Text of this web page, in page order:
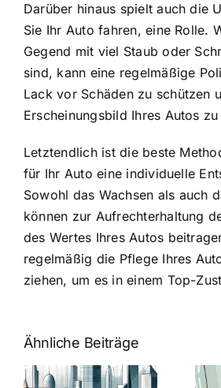
Darüber hinaus spielt auch die
Sie Ihr Auto fahren, eine Rolle.
Gegend mit viel Staub oder
sind, kann eine regelmäßige
Lack vor Schäden zu schützen
Erscheinungsbild Ihres Autos
Letztendlich ist die beste
für Ihr Auto eine individuelle
Sowohl das Wachsen als auch
können zur Aufrechterhaltung
des Wertes Ihres Autos
regelmäßig die Pflege Ihres
ziehen, um es in einem Top-
Ähnliche Beiträge
5 Gründe,